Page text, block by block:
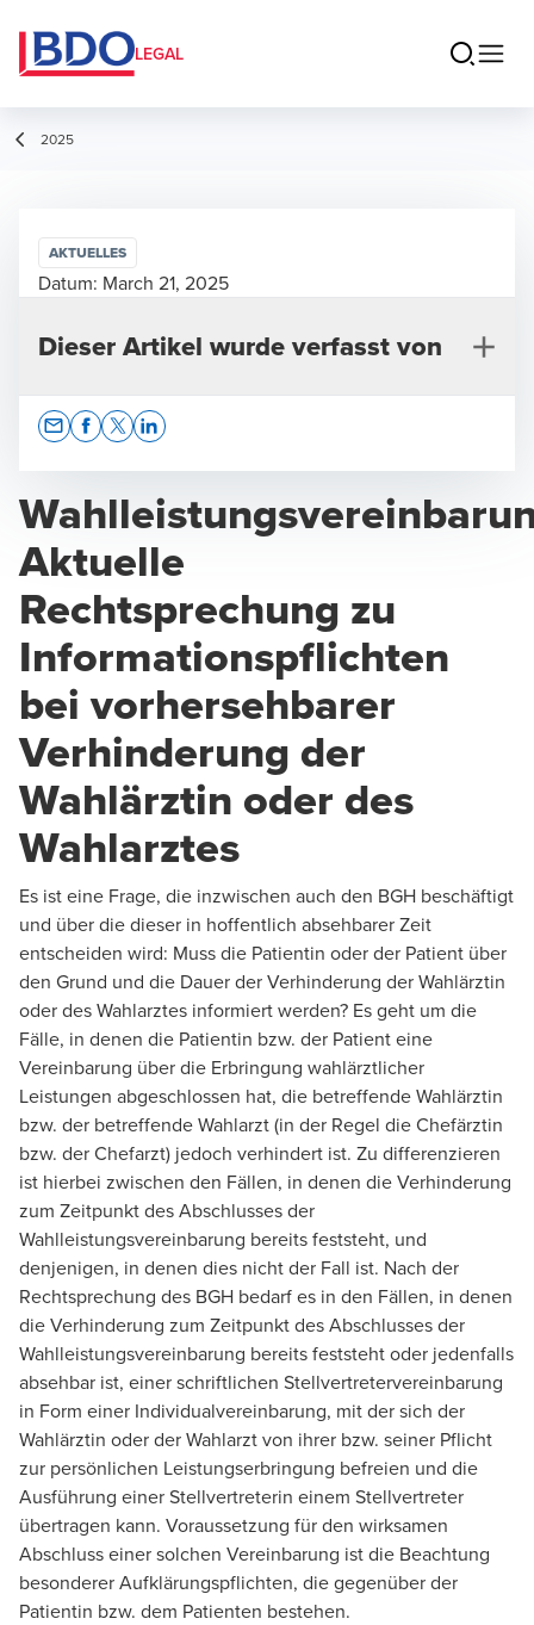
LEGAL
2025
Aktuelle
Rechtsprechung zu
Informationspflichten
bei vorhersehbarer
Verhinderung der
Wahlärztin oder des
Wahlarztes
Es ist eine Frage, die inzwischen auch den BGH beschäftigt
und über die dieser in hoffentlich absehbarer Zeit
entscheiden wird: Muss die Patientin oder der Patient über
den Grund und die Dauer der Verhinderung der Wahlärztin
oder des Wahlarztes informiert werden? Es geht um die
Fälle, in denen die Patientin bzw. der Patient eine
Vereinbarung über die Erbringung wahlärztlicher
Leistungen abgeschlossen hat, die betreffende Wahlärztin
bzw. der betreffende Wahlarzt (in der Regel die Chefärztin
bzw. der Chefarzt) jedoch verhindert ist. Zu differenzieren
ist hierbei zwischen den Fällen, in denen die Verhinderung
zum Zeitpunkt des Abschlusses der
Wahlleistungsvereinbarung bereits feststeht, und
denjenigen, in denen dies nicht der Fall ist. Nach der
Rechtsprechung des BGH bedarf es in den Fällen, in denen
die Verhinderung zum Zeitpunkt des Abschlusses der
Wahlleistungsvereinbarung bereits feststeht oder jedenfalls
absehbar ist, einer schriftlichen Stellvertretervereinbarung
in Form einer Individualvereinbarung, mit der sich der
Wahlärztin oder der Wahlarzt von ihrer bzw. seiner Pflicht
zur persönlichen Leistungserbringung befreien und die
Ausführung einer Stellvertreterin einem Stellvertreter
übertragen kann. Voraussetzung für den wirksamen
Abschluss einer solchen Vereinbarung ist die Beachtung
besonderer Aufklärungspflichten, die gegenüber der
Patientin bzw. dem Patienten bestehen.
AKTUELLES
Datum: March 21, 2025
Dieser Artikel wurde verfasst von
Christiane Brockerhoff
Rechtsanwältin